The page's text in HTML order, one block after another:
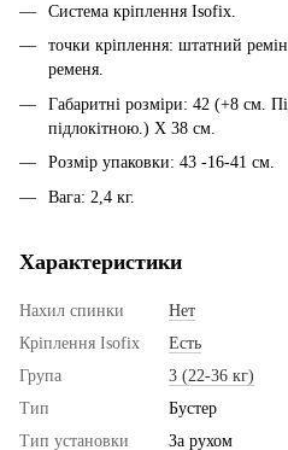
Система кріплення Isofix.
точки кріплення: штатний
ременя.
Габаритні розміри: 42 (+8 см.
підлокітною.) Х 38 см.
Розмір упаковки: 43 -16-41 см.
Вага: 2,4 кг.
Характеристики
Нахил спинки
Нет
Кріплення Isofix
Есть
Група
3 (22-36 кг)
Тип
Бустер
Тип установки
За рухом